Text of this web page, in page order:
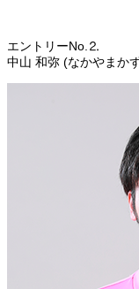
エントリーNo.⒉
中山 和弥 (なかやまか